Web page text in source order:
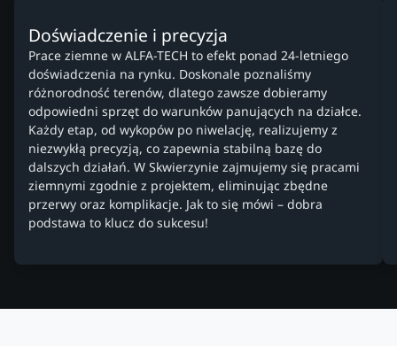
Doświadczenie i precyzja
Prace ziemne w ALFA-TECH to efekt ponad 24-letniego
doświadczenia na rynku. Doskonale poznaliśmy
różnorodność terenów, dlatego zawsze dobieramy
odpowiedni sprzęt do warunków panujących na działce.
Każdy etap, od wykopów po niwelację, realizujemy z
niezwykłą precyzją, co zapewnia stabilną bazę do
dalszych działań. W Skwierzynie zajmujemy się pracami
ziemnymi zgodnie z projektem, eliminując zbędne
przerwy oraz komplikacje. Jak to się mówi – dobra
podstawa to klucz do sukcesu!